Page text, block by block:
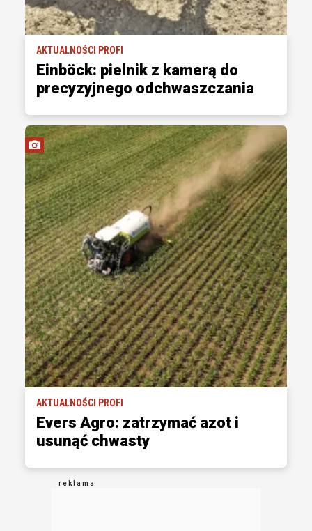
AKTUALNOŚCI PROFI
Einböck: pielnik z kamerą do
precyzyjnego odchwaszczania
AKTUALNOŚCI PROFI
Evers Agro: zatrzymać azot i
usunąć chwasty